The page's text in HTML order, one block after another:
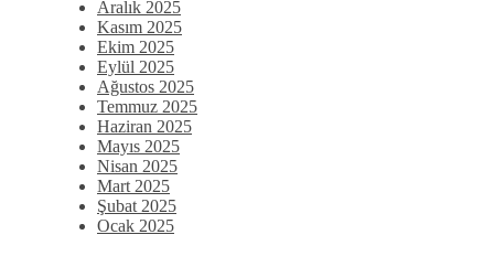
Aralık 2025
Kasım 2025
Ekim 2025
Eylül 2025
Ağustos 2025
Temmuz 2025
Haziran 2025
Mayıs 2025
Nisan 2025
Mart 2025
Şubat 2025
Ocak 2025